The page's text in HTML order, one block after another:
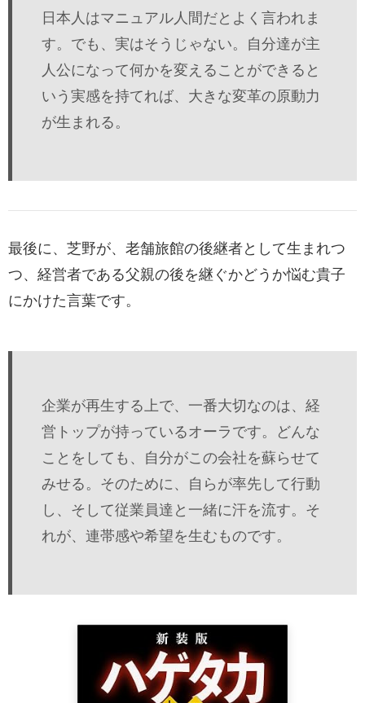
日本人はマニュアル人間だとよく言われま
す。でも、実はそうじゃない。自分達が主
人公になって何かを変えることができると
いう実感を持てれば、大きな変革の原動力
が生まれる。
最後に、芝野が、老舗旅館の後継者として生まれつ
つ、経営者である父親の後を継ぐかどうか悩む貴子
にかけた言葉です。
企業が再生する上で、一番大切なのは、経
営トップが持っているオーラです。どんな
ことをしても、自分がこの会社を蘇らせて
みせる。そのために、自らが率先して行動
し、そして従業員達と一緒に汗を流す。そ
れが、連帯感や希望を生むものです。